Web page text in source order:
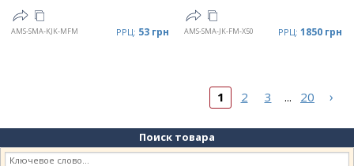
AMS-SMA-KJK-MFM РРЦ: 53 грн AMS-SMA-JK-FM-X50 РРЦ: 1850 грн
1 2 3 ... 20 ›
Поиск товара